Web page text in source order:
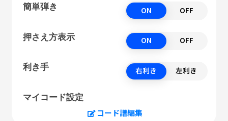
簡単弾き ON OFF
押さえ方表示 ON OFF
利き手 右利き 左利き
マイコード設定
コード譜編集